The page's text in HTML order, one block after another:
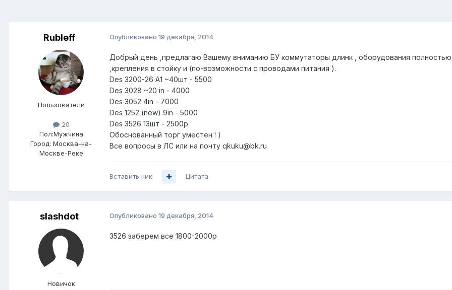
Rubleff
Пользователи
20
Пол:Мужчина
Город: Москва-на-
Москве-Реке
Опубликовано 19 декабря, 2014
Добрый день ,предлагаю Вашему вниманию БУ коммутаторы длинк , оборудования
,крепления в стойку и (по-возможности с проводами питания ).
Des 3200-26 A1 ~40шт - 5500
Des 3028 ~20 in - 4000
Des 3052 4in - 7000
Des 1252 (new) 9in - 5000
Des 3526 13шт - 2500р
Обоснованный торг уместен ! )
Все вопросы в ЛС или на почту qkuku@bk.ru
Вставить ник Цитата
slashdot
Новичок
Опубликовано 19 декабря, 2014
3526 заберем все 1800-2000р